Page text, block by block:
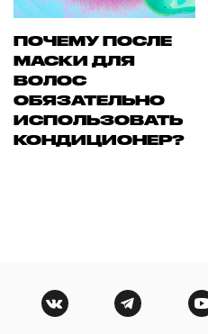
ПОЧЕМУ ПОСЛЕ
МАСКИ ДЛЯ
ВОЛОС
ОБЯЗАТЕЛЬНО
ИСПОЛЬЗОВАТЬ
КОНДИЦИОНЕР?